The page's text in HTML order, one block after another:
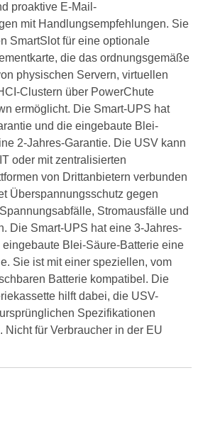
proaktive E-Mail-
mit Handlungsempfehlungen. Sie
SmartSlot für eine optionale
die das ordnungsgemäße
physischen Servern, virtuellen
Clustern über PowerChute
ermöglicht. Die Smart-UPS hat
und die eingebaute Blei-
2-Jahres-Garantie. Die USV kann
oder mit zentralisierten
von Drittanbietern verbunden
Überspannungsschutz gegen
Stromausfälle und
Die Smart-UPS hat eine 3-Jahres-
Blei-Säure-Batterie eine
Sie ist mit einer speziellen, vom
Batterie kompatibel. Die
hilft dabei, die USV-
Spezifikationen
Nicht für Verbraucher in der EU